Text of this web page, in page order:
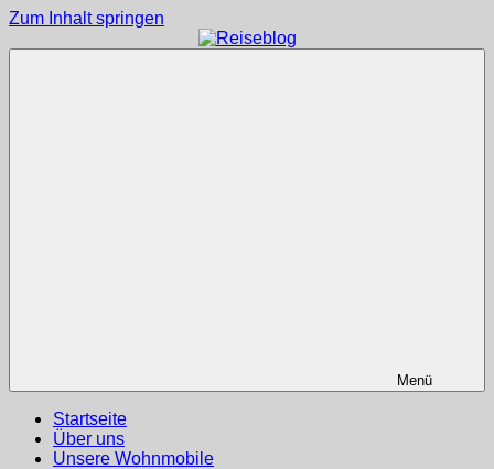
Zum Inhalt springen
Menü
Startseite
Über uns
Unsere Wohnmobile